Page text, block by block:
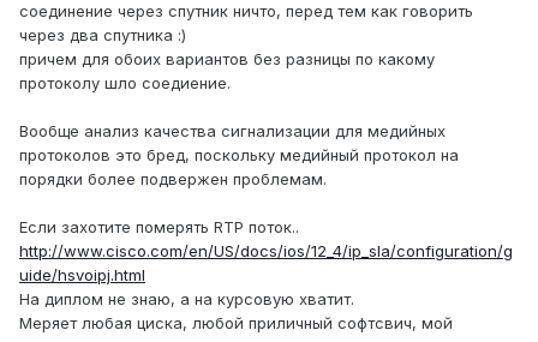
соединение через спутник ничто, перед тем как говорить
через два спутника :)
причем для обоих вариантов без разницы по какому
протоколу шло соедиение.
Вообще анализ качества сигнализации для медийных
протоколов это бред, поскольку медийный протокол на
порядки более подвержен проблемам.
Если захотите померять RTP поток..
http://www.cisco.com/en/US/docs/ios/12_4/ip_sla/configuration/g
uide/hsvoipj.html
На диплом не знаю, а на курсовую хватит.
Меряет любая циска, любой приличный софтсвич, мой